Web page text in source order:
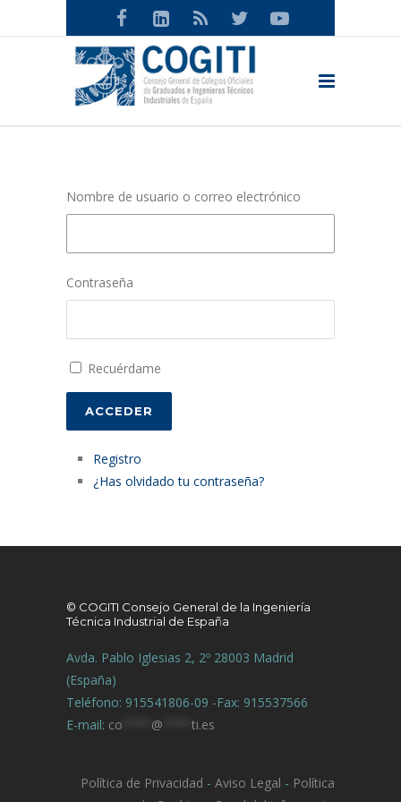
Nombre de usuario o correo electrónico
Contraseña
Recuérdame
ACCEDER
Registro
¿Has olvidado tu contraseña?
© COGITI Consejo General de la Ingeniería
Técnica Industrial de España
Avda. Pablo Iglesias 2, 2º 28003 Madrid
(España)
Teléfono: 915541806-09 -Fax: 915537566
E-mail: co @ ti.es
Política de Privacidad - Aviso Legal - Política